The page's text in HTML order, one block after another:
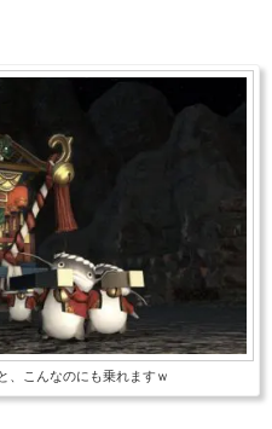
、こんなのにも乗れますｗ